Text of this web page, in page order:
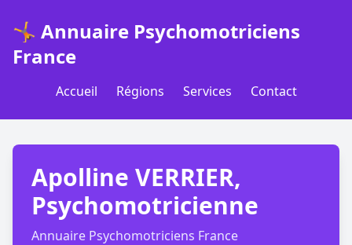
🤸 Annuaire Psychomotriciens
France
Accueil Régions Services Contact
Apolline VERRIER,
Psychomotricienne
Annuaire Psychomotriciens France